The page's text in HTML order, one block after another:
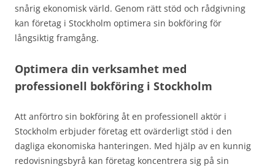
snårig ekonomisk värld. Genom rätt stöd och rådgivning
kan företag i Stockholm optimera sin bokföring för
långsiktig framgång.
Optimera din verksamhet med
professionell bokföring i Stockholm
Att anförtro sin bokföring åt en professionell aktör i
Stockholm erbjuder företag ett ovärderligt stöd i den
dagliga ekonomiska hanteringen. Med hjälp av en kunnig
redovisningsbyrå kan företag koncentrera sig på sin